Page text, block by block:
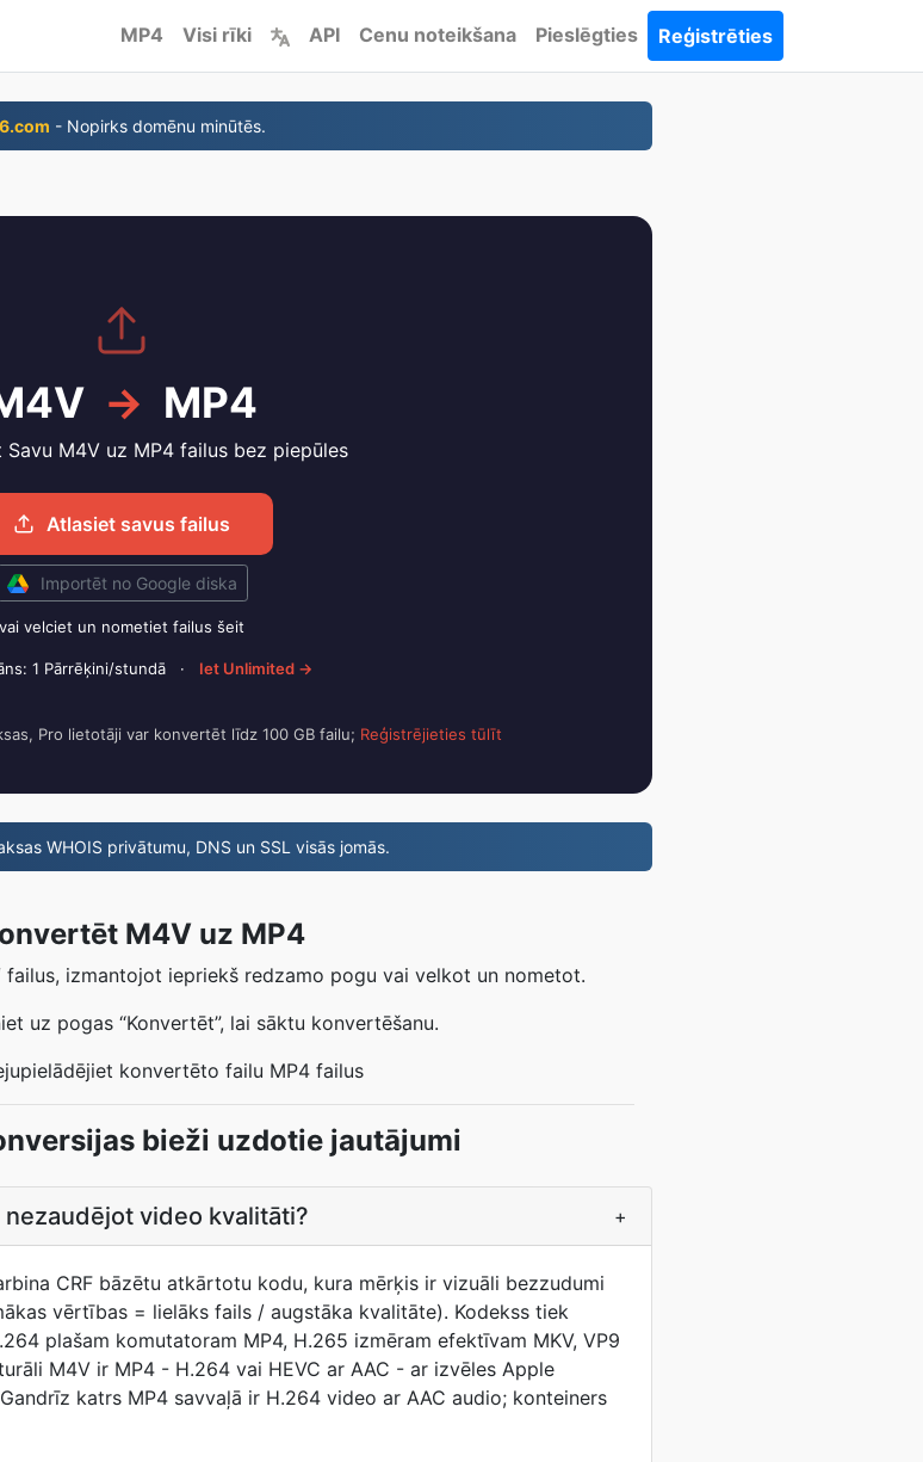
MP4 Visi rīki API Cenu noteikšana Pieslēgties Reģistrēties
- Nopirks domēnu minūtēs.
→ MP4
Savu M4V uz MP4 failus bez piepūles
Atlasiet savus failus
Importēt no Google diska
vai velciet un nometiet failus šeit
1 Pārrēķini/stundā · Iet Unlimited →
Pro lietotāji var konvertēt līdz 100 GB failu; Reģistrējieties tūlīt
WHOIS privātumu, DNS un SSL visās jomās.
M4V uz MP4
failus, izmantojot iepriekš redzamo pogu vai velkot un nometot.
uz pogas “Konvertēt”, lai sāktu konvertēšanu.
konvertēto failu MP4 failus
bieži uzdotie jautājumi
video kvalitāti? +
CRF bāzētu atkārtotu kodu, kura mērķis ir vizuāli bezzudumi
vērtības = lielāks fails / augstāka kvalitāte). Kodekss tiek
plašam komutatoram MP4, H.265 izmēram efektīvam MKV, VP9
M4V ir MP4 - H.264 vai HEVC ar AAC - ar izvēles Apple
katrs MP4 savvaļā ir H.264 video ar AAC audio; konteiners